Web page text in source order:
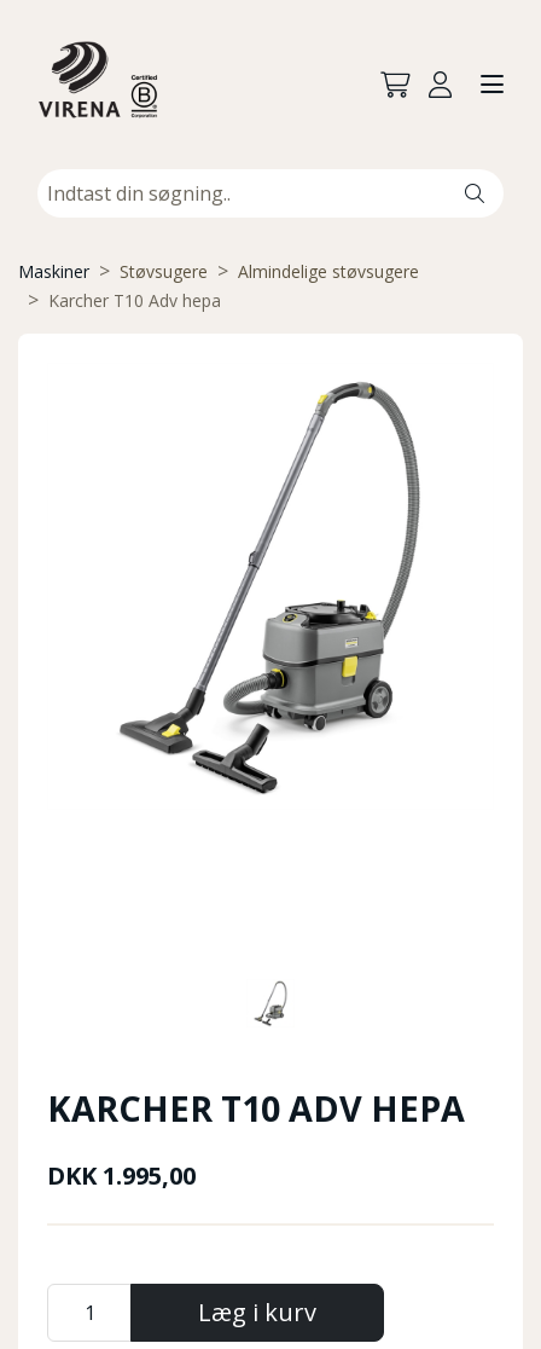
Maskiner Støvsugere
Almindelige støvsugere
Karcher T10 Adv hepa
KARCHER T10 ADV HEPA
DKK1.995,00
Læg i kurv